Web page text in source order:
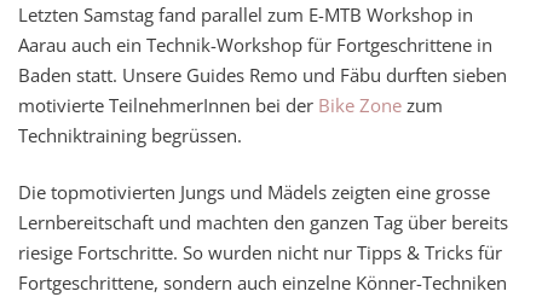
Letzten Samstag fand parallel zum E-MTB Workshop in
Aarau auch ein Technik-Workshop für Fortgeschrittene in
Baden statt. Unsere Guides Remo und Fäbu durften sieben
motivierte TeilnehmerInnen bei der Bike Zone zum
Techniktraining begrüssen.
Die topmotivierten Jungs und Mädels zeigten eine grosse
Lernbereitschaft und machten den ganzen Tag über bereits
riesige Fortschritte. So wurden nicht nur Tipps & Tricks für
Fortgeschrittene, sondern auch einzelne Könner-Techniken